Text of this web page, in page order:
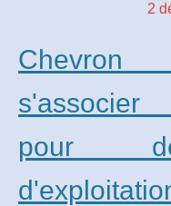
2
s'associer
pour